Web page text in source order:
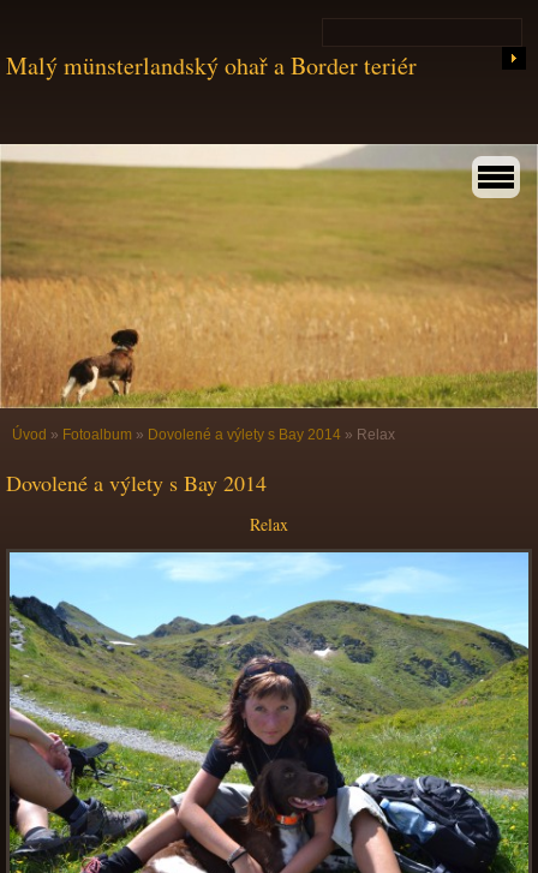
Malý münsterlandský ohař a Border teriér
Úvod » Fotoalbum » Dovolené a výlety s Bay 2014 » Relax
Dovolené a výlety s Bay 2014
Relax